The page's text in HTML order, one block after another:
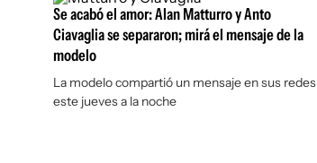
Economía y Empresas
Agro
Brand Studio
Mundo
Se acabó el amor: Alan Matturro y Anto
Ciavaglia se separaron; mirá el mensaje de la
modelo
La modelo compartió un mensaje en sus redes
este jueves a la noche